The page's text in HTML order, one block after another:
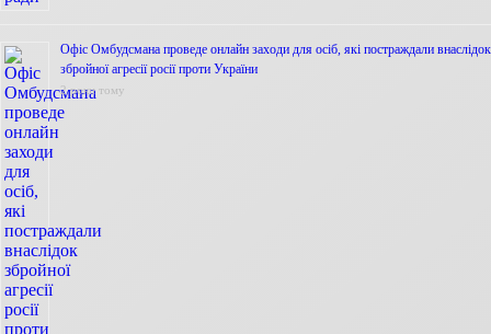
Офіс Омбудсмана проведе онлайн заходи для осіб, які постраждали внаслідок
збройної агресії росії проти України
2 роки тому